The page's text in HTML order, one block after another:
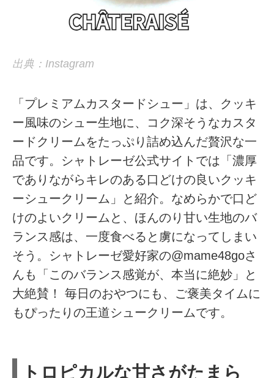
出典：Instagram
「プレミアムカスタードシュー」は、クッキ
ー風味のシュー生地に、コク深そうなカスタ
ードクリームをたっぷり詰め込んだ贅沢な一
品です。シャトレーゼ公式サイトでは「濃厚
でありながらキレのある口どけの良いクッキ
ーシュークリーム」と紹介。なめらかで口ど
けのよいクリームと、ほんのり甘い生地のバ
ランス感は、一度食べると虜になってしまい
そう。シャトレーゼ愛好家の@mame48goさ
んも「このバランス感覚が、本当に絶妙」と
大絶賛！ 毎日のおやつにも、ご褒美タイムに
もぴったりの王道シュークリームです。
トロピカルな甘さがたまら